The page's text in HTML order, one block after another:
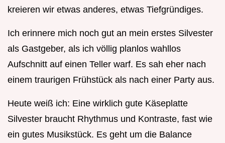
kreieren wir etwas anderes, etwas Tiefgründiges.
Ich erinnere mich noch gut an mein erstes Silvester
als Gastgeber, als ich völlig planlos wahllos
Aufschnitt auf einen Teller warf. Es sah eher nach
einem traurigen Frühstück als nach einer Party aus.
Heute weiß ich: Eine wirklich gute Käseplatte
Silvester braucht Rhythmus und Kontraste, fast wie
ein gutes Musikstück. Es geht um die Balance